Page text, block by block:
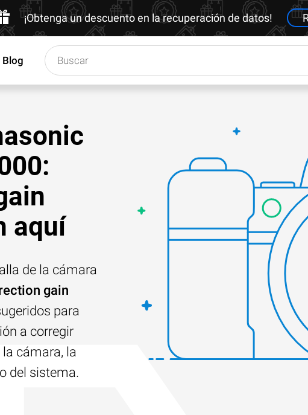
¡Obtenga un descuento en la recuperación de datos!
Blog
aquí
de la cámara
gain
para
a corregir
cámara, la
del sistema.